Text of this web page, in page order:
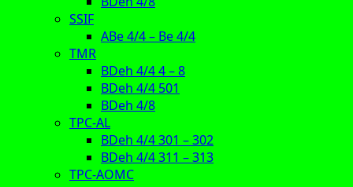
SSIF
ABe 4/4 – Be 4/4
TMR
BDeh 4/4 4 – 8
BDeh 4/4 501
BDeh 4/8
TPC-AL
BDeh 4/4 301 – 302
BDeh 4/4 311 – 313
TPC-AOMC